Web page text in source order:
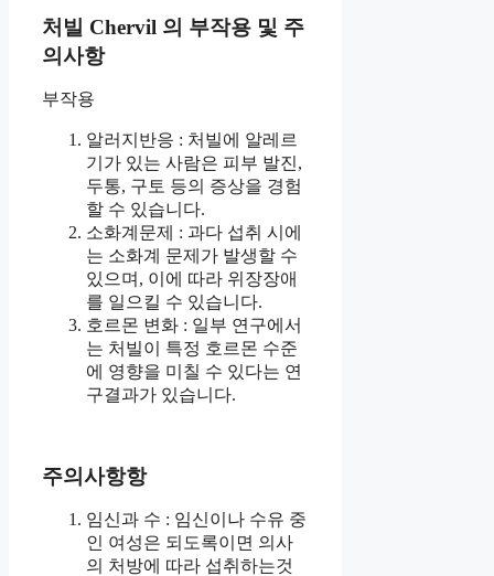
처빌 Chervil 의 부작용 및 주
의사항
부작용
알러지반응 : 처빌에 알레르
기가 있는 사람은 피부 발진,
두통, 구토 등의 증상을 경험
할 수 있습니다.
소화계문제 : 과다 섭취 시에
는 소화계 문제가 발생할 수
있으며, 이에 따라 위장장애
를 일으킬 수 있습니다.
호르몬 변화 : 일부 연구에서
는 처빌이 특정 호르몬 수준
에 영향을 미칠 수 있다는 연
구결과가 있습니다.
주의사항항
임신과 수 : 임신이나 수유 중
인 여성은 되도록이면 의사
의 처방에 따라 섭취하는것